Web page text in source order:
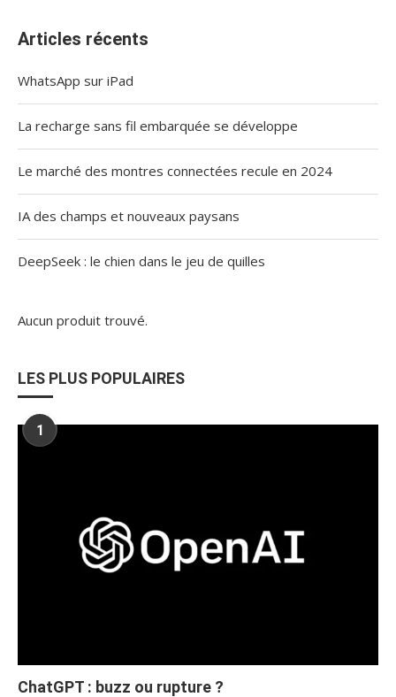
Articles récents
WhatsApp sur iPad
La recharge sans fil embarquée se développe
Le marché des montres connectées recule en 2024
IA des champs et nouveaux paysans
DeepSeek : le chien dans le jeu de quilles
Aucun produit trouvé.
LES PLUS POPULAIRES
1
ChatGPT : buzz ou rupture ?